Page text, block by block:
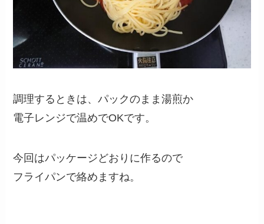
調理するときは、パックのまま湯煎か
電子レンジで温めでOKです。
今回はパッケージどおりに作るので
フライパンで絡めますね。